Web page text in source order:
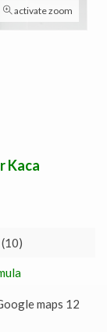
activate zoom
Kaca
(10)
maps 12